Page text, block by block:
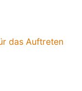
das Auftreten